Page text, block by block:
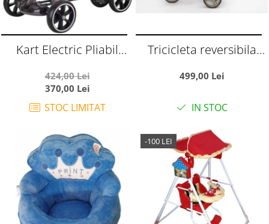
Kart Electric Pliabil
Negru
424,00 Lei
370,00 Lei
STOC LIMITAT
Tricicleta reversibila
pozitie de somn, roti
lumini
499,00 Lei
IN STOC
-100 LEI